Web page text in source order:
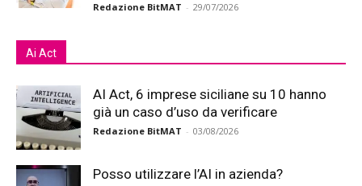
Redazione BitMAT - 29/07/2026
Ai Act
AI Act, 6 imprese siciliane su 10 hanno
già un caso d’uso da verificare
Redazione BitMAT - 03/08/2026
Posso utilizzare l’AI in azienda?